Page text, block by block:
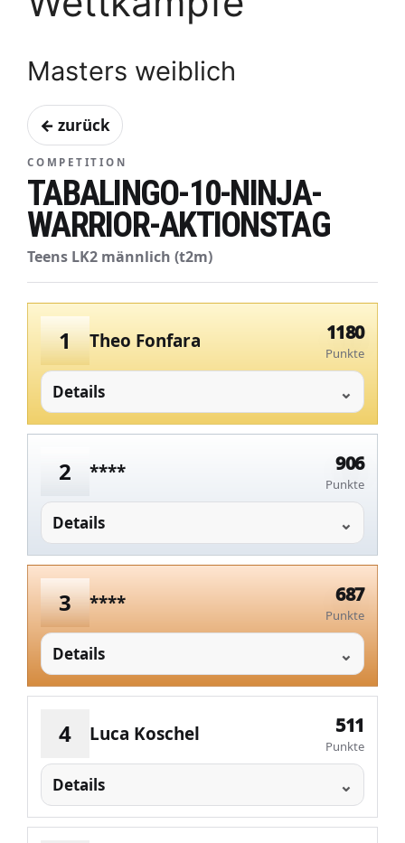
Masters weiblich
← zurück
COMPETITION
TABALINGO-10-NINJA-
WARRIOR-AKTIONSTAG
Teens LK2 männlich (t2m)
1 Theo Fonfara 1180
Punkte
Details
2 **** 906
Punkte
Details
3 **** 687
Punkte
Details
4 Luca Koschel 511
Punkte
Details